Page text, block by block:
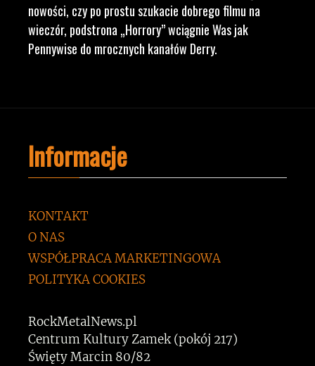
nowości, czy po prostu szukacie dobrego filmu na
wieczór, podstrona „Horrory” wciągnie Was jak
Pennywise do mrocznych kanałów Derry.
Informacje
KONTAKT
O NAS
WSPÓŁPRACA MARKETINGOWA
POLITYKA COOKIES
RockMetalNews.pl
Centrum Kultury Zamek (pokój 217)
Święty Marcin 80/82